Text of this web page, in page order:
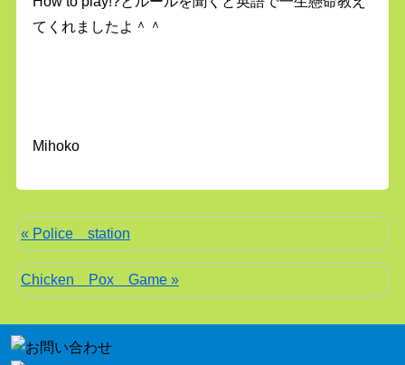
てくれましたよ＾＾
Mihoko
« Police station
Chicken Pox Game »